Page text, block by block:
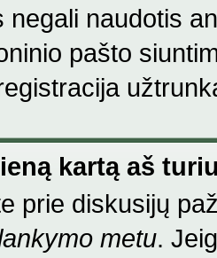
negali naudotis
pašto
kartą aš
prie diskusijų
metu.